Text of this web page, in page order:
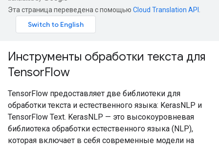
Эта страница переведена с помощью Cloud Translation API
Инструменты обработки текста для
TensorFlow
TensorFlow предоставляет две библиотеки для
обработки текста и естественного языка: KerasNLP и
TensorFlow Text. KerasNLP — это высокоуровневая
библиотека обработки естественного языка (NLP),
которая включает в себя современные модели на